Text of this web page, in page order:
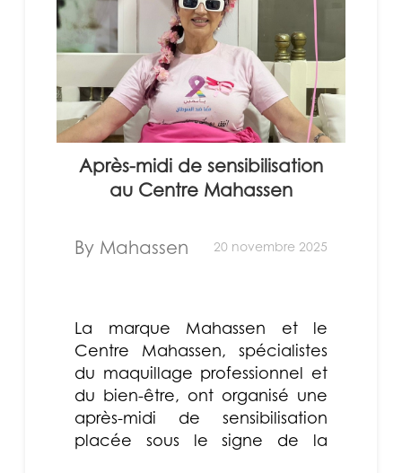
Après-midi de sensibilisation
au Centre Mahassen
By Mahassen 20 novembre 2025
La marque Mahassen et le
Centre Mahassen, spécialistes
du maquillage professionnel et
du bien-être, ont organisé une
après-midi de sensibilisation
placée sous le signe de la